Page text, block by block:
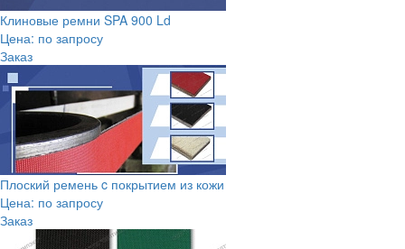
Клиновые ремни SPA 900 Ld
Цена: по запросу
Заказ
Плоский ремень c покрытием из кожи
Цена: по запросу
Заказ